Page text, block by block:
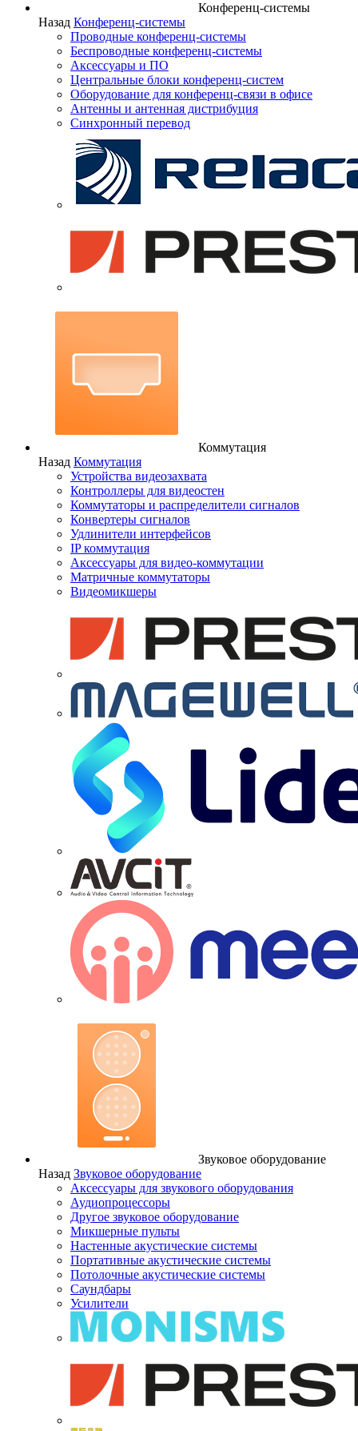
Конференц-системы
Назад Конференц-системы
Проводные конференц-системы
Беспроводные конференц-системы
Аксессуары и ПО
Центральные блоки конференц-систем
Оборудование для конференц-связи в офисе
Антенны и антенная дистрибуция
Синхронный перевод
Коммутация
Назад Коммутация
Устройства видеозахвата
Контроллеры для видеостен
Коммутаторы и распределители сигналов
Конвертеры сигналов
Удлинители интерфейсов
IP коммутация
Аксессуары для видео-коммутации
Матричные коммутаторы
Видеомикшеры
Звуковое оборудование
Назад Звуковое оборудование
Аксессуары для звукового оборудования
Аудиопроцессоры
Другое звуковое оборудование
Микшерные пульты
Настенные акустические системы
Портативные акустические системы
Потолочные акустические системы
Саундбары
Усилители